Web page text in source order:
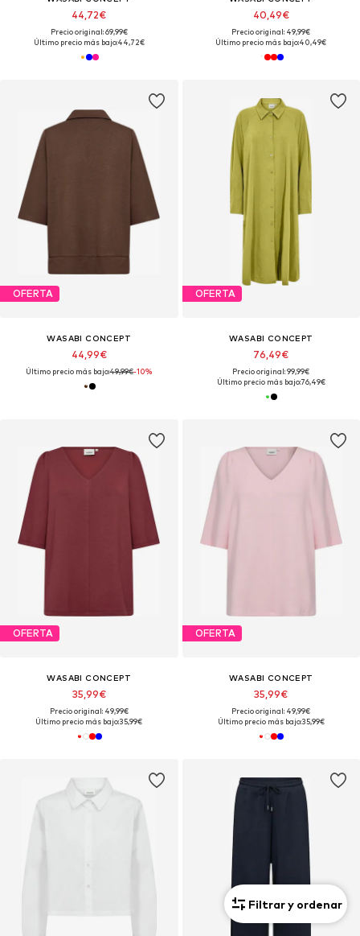
44,72€
Precio original: 69,99€
Último precio más bajo:44,72€
40,49€
Precio original: 49,99€
Último precio más bajo:40,49€
OFERTA
WASABI CONCEPT
44,99€
Último precio más bajo:49,99€-10%
OFERTA
WASABI CONCEPT
76,49€
Precio original: 99,99€
Último precio más bajo:76,49€
OFERTA
WASABI CONCEPT
35,99€
Precio original: 49,99€
Último precio más bajo:35,99€
OFERTA
WASABI CONCEPT
35,99€
Precio original: 49,99€
Último precio más bajo:35,99€
Filtrar y ordenar